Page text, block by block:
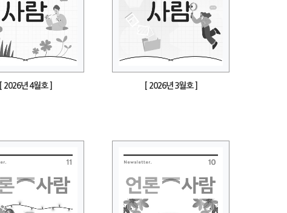
[ 2026년 4월호 ] [ 2026년 3월호 ]